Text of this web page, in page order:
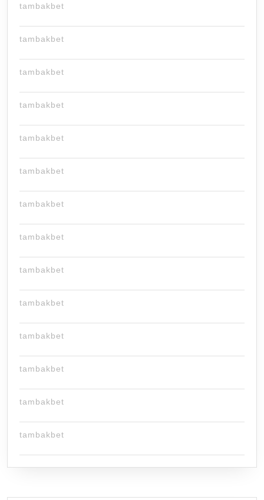
tambakbet
tambakbet
tambakbet
tambakbet
tambakbet
tambakbet
tambakbet
tambakbet
tambakbet
tambakbet
tambakbet
tambakbet
tambakbet
tambakbet